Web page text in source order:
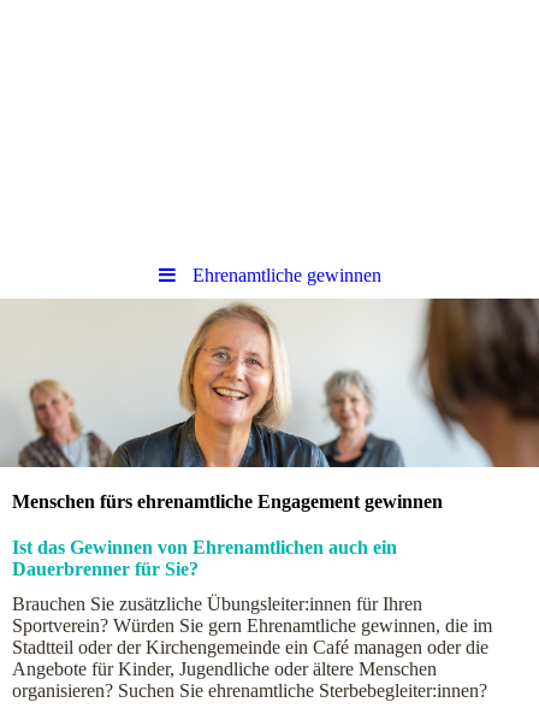
Ehrenamtliche gewinnen
Menschen fürs ehrenamtliche Engagement gewinnen
Ist das Gewinnen von Ehrenamtlichen auch ein
Dauerbrenner für Sie?
Brauchen Sie zusätzliche Übungsleiter:innen für Ihren
Sportverein? Würden Sie gern Ehrenamtliche gewinnen, die im
Stadtteil oder der Kirchengemeinde ein Café managen oder die
Angebote für Kinder, Jugendliche oder ältere Menschen
organisieren? Suchen Sie ehrenamtliche Sterbebegleiter:innen?